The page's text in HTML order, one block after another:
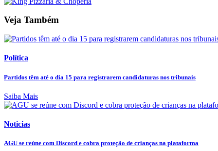
Veja Também
Política
Partidos têm até o dia 15 para registrarem candidaturas nos tribunais
Saiba Mais
Noticias
AGU se reúne com Discord e cobra proteção de crianças na plataforma